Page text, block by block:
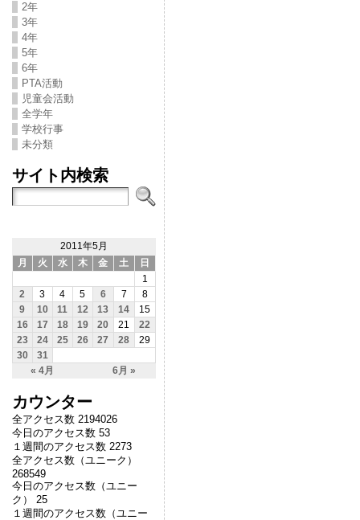
2年
3年
4年
5年
6年
PTA活動
児童会活動
全学年
学校行事
未分類
サイト内検索
2011年5月
月
火 水 木 金 土 日
« 4月 6月 »
1
2
3 4 5 6 7
8
9
10 11 12 13 14
15
16
17 18 19 20 21
22
23
24 25 26 27 28
29
30
31
カウンター
全アクセス数 2194026
今日のアクセス数 53
１週間のアクセス数 2273
全アクセス数（ユニーク）
268549
今日のアクセス数（ユニー
ク） 25
１週間のアクセス数（ユニー